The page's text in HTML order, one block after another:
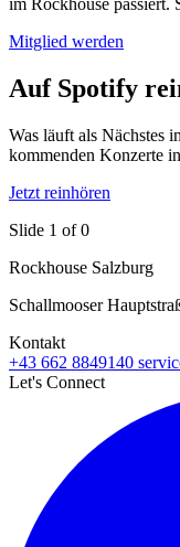
Mitglied werden
Auf Spotify
Was läuft als Nächstes
kommenden Konzerte
Jetzt reinhören
Slide 1 of 0
Rockhouse Salzburg
Schallmooser
Kontakt
+43 662 8849140
Let's Connect